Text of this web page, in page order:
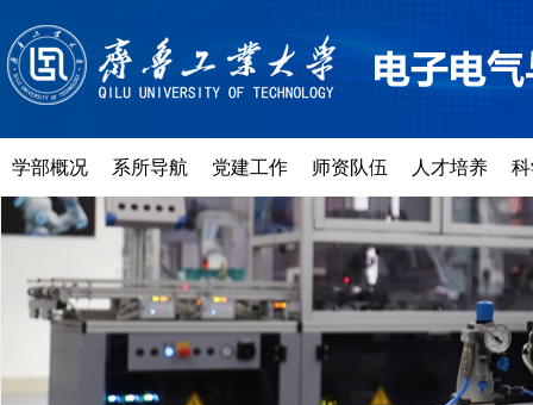
学部概况 系所导航 党建工作 师资队伍 人才培养